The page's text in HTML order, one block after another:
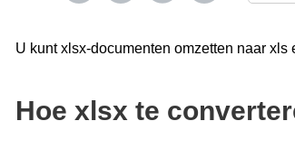
U kunt xlsx-documenten omzetten naar
Hoe xlsx te